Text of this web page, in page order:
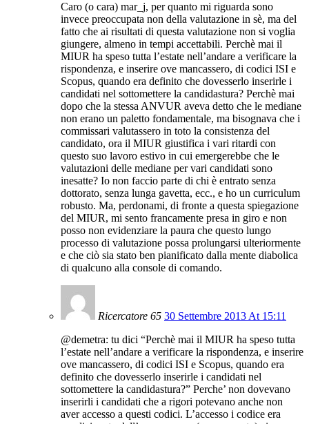
Caro (o cara) mar_j, per quanto mi riguarda sono
invece preoccupata non della valutazione in sè, ma del
fatto che ai risultati di questa valutazione non si voglia
giungere, almeno in tempi accettabili. Perchè mai il
MIUR ha speso tutta l’estate nell’andare a verificare la
rispondenza, e inserire ove mancassero, di codici ISI e
Scopus, quando era definito che dovesserlo inserirle i
candidati nel sottomettere la candidastura? Perchè mai
dopo che la stessa ANVUR aveva detto che le mediane
non erano un paletto fondamentale, ma bisognava che i
commissari valutassero in toto la consistenza del
candidato, ora il MIUR giustifica i vari ritardi con
questo suo lavoro estivo in cui emergerebbe che le
valutazioni delle mediane per vari candidati sono
inesatte? Io non faccio parte di chi è entrato senza
dottorato, senza lunga gavetta, ecc., e ho un curriculum
robusto. Ma, perdonami, di fronte a questa spiegazione
del MIUR, mi sento francamente presa in giro e non
posso non evidenziare la paura che questo lungo
processo di valutazione possa prolungarsi ulteriormente
e che ciò sia stato ben pianificato dalla mente diabolica
di qualcuno alla console di comando.
Ricercatore 65 30 Settembre 2013 At 15:11
@demetra: tu dici “Perchè mai il MIUR ha speso tutta
l’estate nell’andare a verificare la rispondenza, e inserire
ove mancassero, di codici ISI e Scopus, quando era
definito che dovesserlo inserirle i candidati nel
sottomettere la candidastura?” Perche’ non dovevano
inserirli i candidati che a rigori potevano anche non
aver accesso a questi codici. L’accesso i codice era